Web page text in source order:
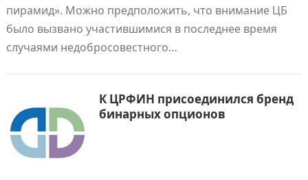
пирамид». Можно предположить, что внимание ЦБ
было вызвано участившимися в последнее время
случаями недобросовестного…
К ЦРФИН присоединился бренд
бинарных опционов